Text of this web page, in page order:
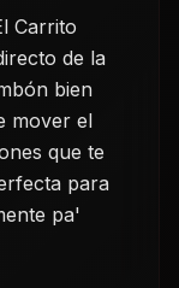
Carrito
de la
bien
mover el
que te
para
pa'